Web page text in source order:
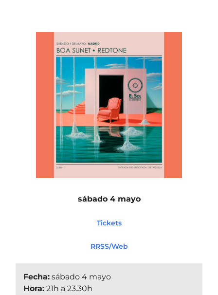
sábado 4 mayo
Tickets
RRSS/Web
Fecha: sábado 4 mayo
Hora: 21h a 23.30h